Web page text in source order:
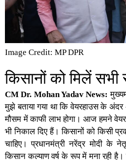
Image Credit: MP DPR
किसानों को मिलें सभी
CM Dr. Mohan Yadav News:
मुझे बताया गया था कि वेयरहाउस के अंदर
मौसम में काफी लाभ होगा। आज हमने
भी निकाल दिए हैं। किसानों को किसी
चाहिए। प्रधानमंत्री नरेंद्र मोदी के
किसान कल्याण वर्ष के रूप में मना रही है।